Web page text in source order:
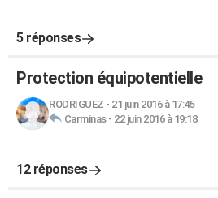
5 réponses
Protection équipotentielle
RODRIGUEZ - 21 juin 2016 à 17:45
Carminas- 22 juin 2016 à 19:18
12 réponses